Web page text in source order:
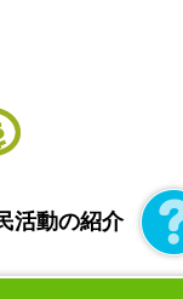
活動の紹介